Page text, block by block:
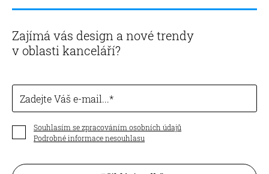
Zajímá vás design a nové trendy
v oblasti kanceláří?
Zadejte Váš e-mail...
Souhlasím se zpracováním osobních údajů
Podrobné informace nesouhlasu